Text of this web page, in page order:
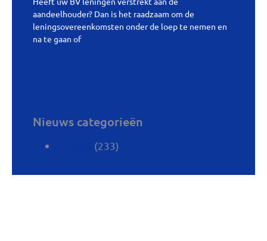
aandeelhouder? Dan is het raadzaam om de
leningsovereenkomsten onder de loep te nemen en
na te gaan of
Nieuws categorieën
(233)